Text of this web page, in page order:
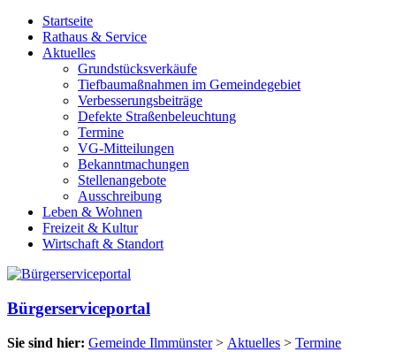
Startseite
Rathaus & Service
Aktuelles
Grundstücksverkäufe
Tiefbaumaßnahmen im Gemeindegebiet
Verbesserungsbeiträge
Defekte Straßenbeleuchtung
Termine
VG-Mitteilungen
Bekanntmachungen
Stellenangebote
Ausschreibung
Leben & Wohnen
Freizeit & Kultur
Wirtschaft & Standort
Bürgerserviceportal
Sie sind hier: Gemeinde Ilmmünster> Aktuelles > Termine